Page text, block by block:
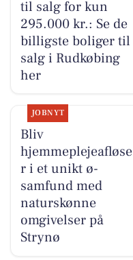
til salg for kun
295.000 kr.: Se de
billigste boliger til
salg i Rudkøbing
her
JOBNYT
Bliv
hjemmeplejeafløse
r i et unikt ø-
samfund med
naturskønne
omgivelser på
Strynø